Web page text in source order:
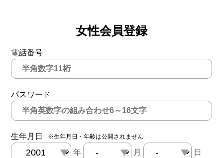
女性会員登録
電話番号
パスワード
生年月日 ※生年月日・年齢は公開されません
年 月 日